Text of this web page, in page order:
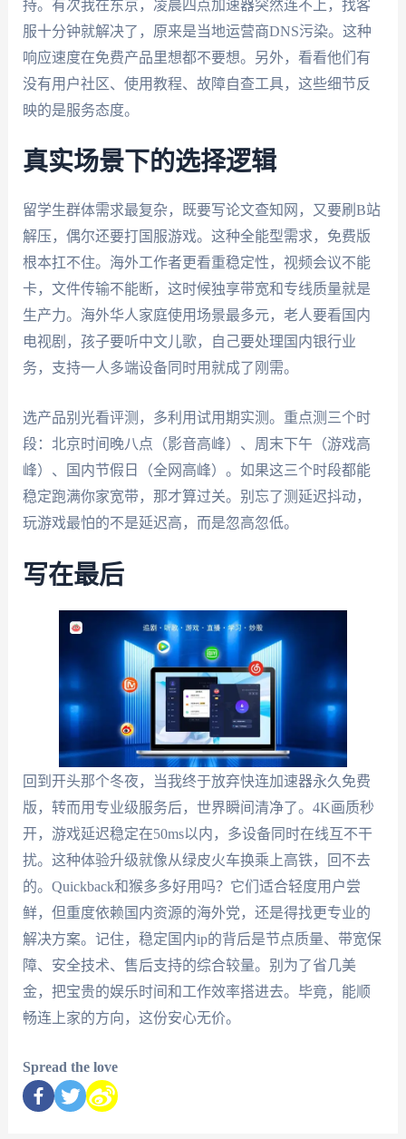
持。有次我在东京，凌晨四点加速器突然连不上，找客
服十分钟就解决了，原来是当地运营商DNS污染。这种
响应速度在免费产品里想都不要想。另外，看看他们有
没有用户社区、使用教程、故障自查工具，这些细节反
映的是服务态度。
真实场景下的选择逻辑
留学生群体需求最复杂，既要写论文查知网，又要刷B站
解压，偶尔还要打国服游戏。这种全能型需求，免费版
根本扛不住。海外工作者更看重稳定性，视频会议不能
卡，文件传输不能断，这时候独享带宽和专线质量就是
生产力。海外华人家庭使用场景最多元，老人要看国内
电视剧，孩子要听中文儿歌，自己要处理国内银行业
务，支持一人多端设备同时用就成了刚需。
选产品别光看评测，多利用试用期实测。重点测三个时
段：北京时间晚八点（影音高峰）、周末下午（游戏高
峰）、国内节假日（全网高峰）。如果这三个时段都能
稳定跑满你家宽带，那才算过关。别忘了测延迟抖动，
玩游戏最怕的不是延迟高，而是忽高忽低。
写在最后
回到开头那个冬夜，当我终于放弃快连加速器永久免费
版，转而用专业级服务后，世界瞬间清净了。4K画质秒
开，游戏延迟稳定在50ms以内，多设备同时在线互不干
扰。这种体验升级就像从绿皮火车换乘上高铁，回不去
的。Quickback和猴多多好用吗？它们适合轻度用户尝
鲜，但重度依赖国内资源的海外党，还是得找更专业的
解决方案。记住，稳定国内ip的背后是节点质量、带宽保
障、安全技术、售后支持的综合较量。别为了省几美
金，把宝贵的娱乐时间和工作效率搭进去。毕竟，能顺
畅连上家的方向，这份安心无价。
Spread the love